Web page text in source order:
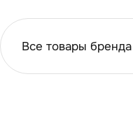
Все товары бренда